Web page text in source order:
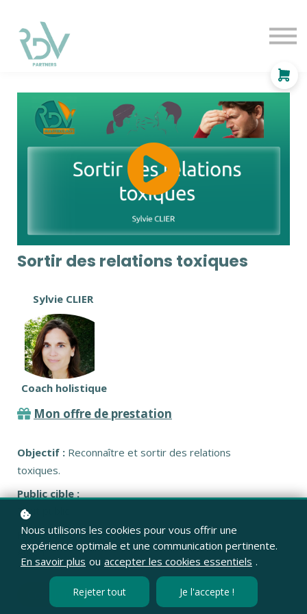
Se connecter
Sortir des relations toxiques
Sylvie CLIER
Coach holistique
Mon offre de prestation
Objectif : Reconnaître et sortir des relations
toxiques.
Public cible :
Tout public
Prérequis :
Aucun
Coaching
Nous utilisons les cookies pour vous offrir une
expérience optimale et une communication pertinente.
En savoir plus ou accepter les cookies essentiels .
Rejeter tout Je l'accepte !